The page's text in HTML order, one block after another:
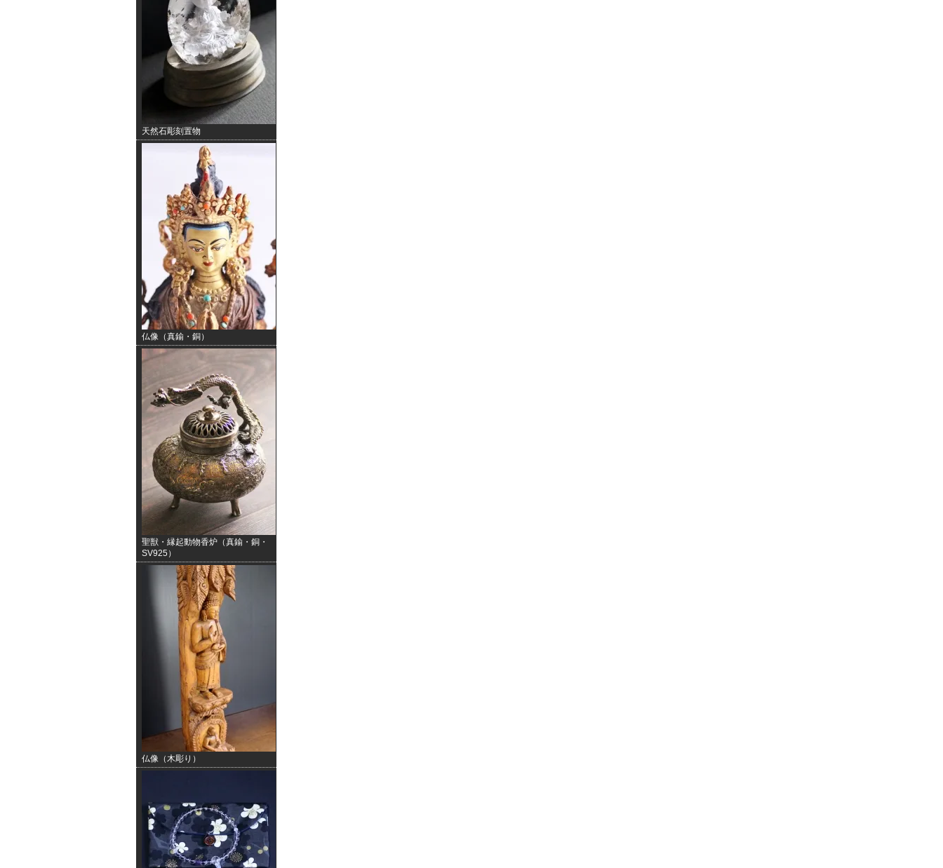
天然石彫刻置物
仏像（真鍮・銅）
聖獣・縁起動物香炉（真鍮・銅・
SV925）
仏像（木彫り）